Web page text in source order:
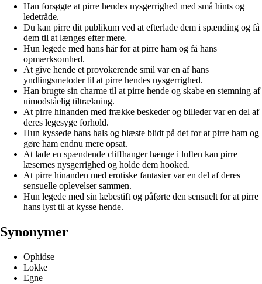
Han forsøgte at pirre hendes nysgerrighed med små hints og
ledetråde.
Du kan pirre dit publikum ved at efterlade dem i spænding og få
dem til at længes efter mere.
Hun legede med hans hår for at pirre ham og få hans
opmærksomhed.
At give hende et provokerende smil var en af hans
yndlingsmetoder til at pirre hendes nysgerrighed.
Han brugte sin charme til at pirre hende og skabe en stemning af
uimodståelig tiltrækning.
At pirre hinanden med frække beskeder og billeder var en del af
deres legesyge forhold.
Hun kyssede hans hals og blæste blidt på det for at pirre ham og
gøre ham endnu mere opsat.
At lade en spændende cliffhanger hænge i luften kan pirre
læsernes nysgerrighed og holde dem hooked.
At pirre hinanden med erotiske fantasier var en del af deres
sensuelle oplevelser sammen.
Hun legede med sin læbestift og påførte den sensuelt for at pirre
hans lyst til at kysse hende.
Synonymer
Ophidse
Lokke
Egne